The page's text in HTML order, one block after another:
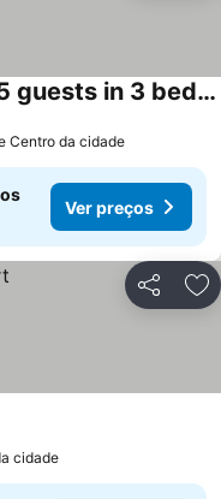
Cleish Apartment - sleeps 5 guests in 3 bedrooms
Centro da cidade
Ver preços
Partilhar
cidade